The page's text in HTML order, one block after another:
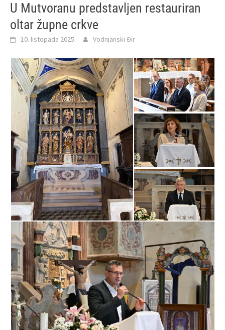
U Mutvoranu predstavljen restauriran
oltar župne crkve
10. listopada 2025. Vodnjanski Đir